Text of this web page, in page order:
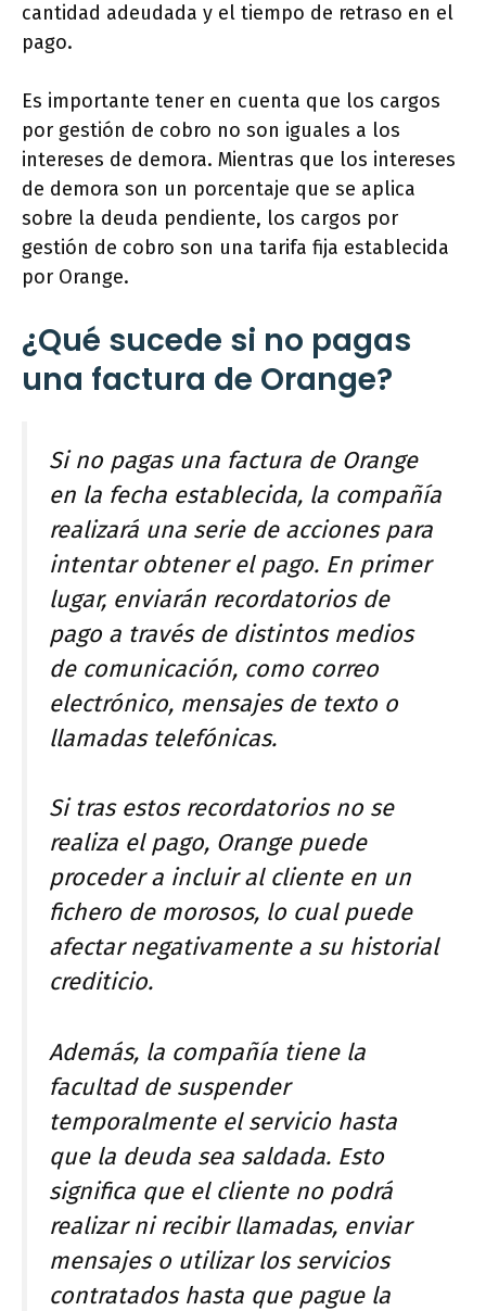
cantidad adeudada y el tiempo de retraso en el
pago.
Es importante tener en cuenta que los cargos
por gestión de cobro no son iguales a los
intereses de demora. Mientras que los intereses
de demora son un porcentaje que se aplica
sobre la deuda pendiente, los cargos por
gestión de cobro son una tarifa fija establecida
por Orange.
¿Qué sucede si no pagas
una factura de Orange?
Si no pagas una factura de Orange
en la fecha establecida, la compañía
realizará una serie de acciones para
intentar obtener el pago. En primer
lugar, enviarán recordatorios de
pago a través de distintos medios
de comunicación, como correo
electrónico, mensajes de texto o
llamadas telefónicas.
Si tras estos recordatorios no se
realiza el pago, Orange puede
proceder a incluir al cliente en un
fichero de morosos, lo cual puede
afectar negativamente a su historial
crediticio.
Además, la compañía tiene la
facultad de suspender
temporalmente el servicio hasta
que la deuda sea saldada. Esto
significa que el cliente no podrá
realizar ni recibir llamadas, enviar
mensajes o utilizar los servicios
contratados hasta que pague la